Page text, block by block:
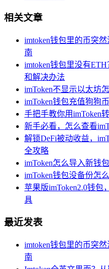
相关文章
imtoken钱包里的币突
南
imtoken钱包里没有
和解决办法
imToken不显示以太坊
imToken钱包充值狗狗
手把手教你用imToken
新手必看，怎么查看
解锁DeFi被动收益，
全攻略
imToken怎么导入新钱
imToken钱包没备份怎
苹果版imToken2.0钱包
具
最近发表
imtoken钱包里的币突
南